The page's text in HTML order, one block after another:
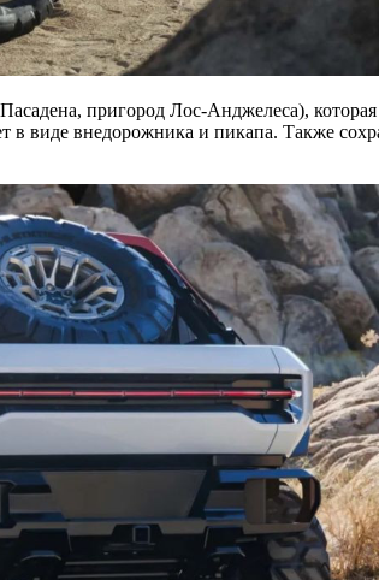
пригород Лос-Анджелеса),
виде внедорожника и пикапа. Также